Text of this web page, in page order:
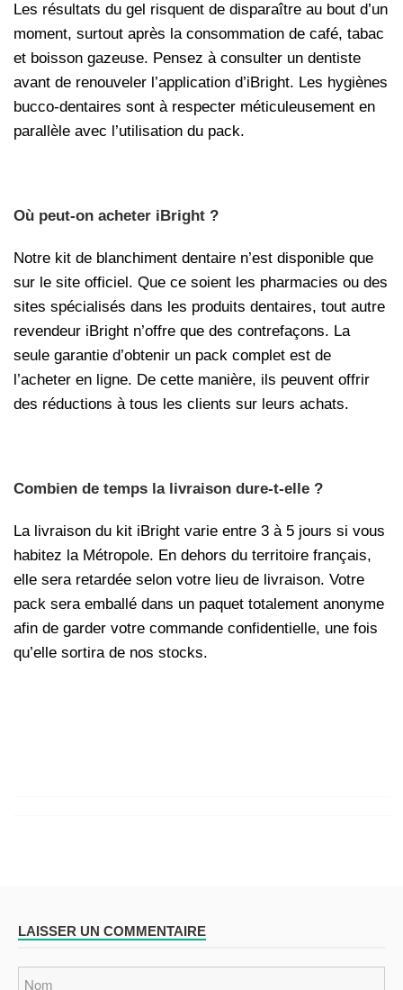
Les résultats du gel risquent de disparaître au bout d’un
moment, surtout après la consommation de café, tabac
et boisson gazeuse. Pensez à consulter un dentiste
avant de renouveler l’application d’iBright. Les hygiènes
bucco-dentaires sont à respecter méticuleusement en
parallèle avec l’utilisation du pack.
Où peut-on acheter iBright ?
Notre kit de blanchiment dentaire n’est disponible que
sur le site officiel. Que ce soient les pharmacies ou des
sites spécialisés dans les produits dentaires, tout autre
revendeur iBright n’offre que des contrefaçons. La
seule garantie d’obtenir un pack complet est de
l’acheter en ligne. De cette manière, ils peuvent offrir
des réductions à tous les clients sur leurs achats.
Combien de temps la livraison dure-t-elle ?
La livraison du kit iBright varie entre 3 à 5 jours si vous
habitez la Métropole. En dehors du territoire français,
elle sera retardée selon votre lieu de livraison. Votre
pack sera emballé dans un paquet totalement anonyme
afin de garder votre commande confidentielle, une fois
qu’elle sortira de nos stocks.
LAISSER UN COMMENTAIRE